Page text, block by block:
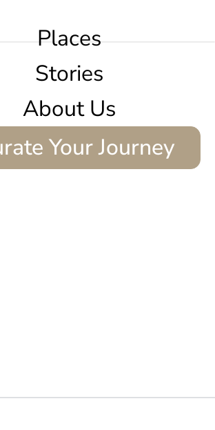
Places
Stories
About Us
Your Journey